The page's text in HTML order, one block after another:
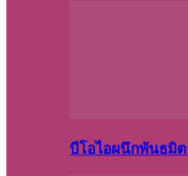
บีโอไอผนึกพันธมิต